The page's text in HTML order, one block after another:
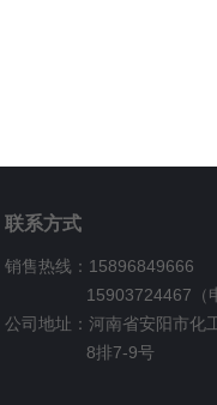
联系方式
销售热线：15896849666
15903724467（申
公司地址：河南省安阳市化
8排7-9号